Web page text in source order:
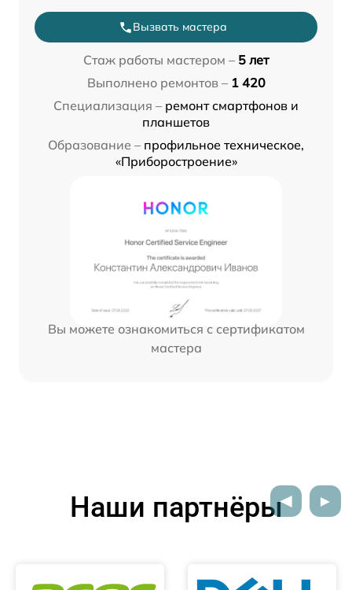
Вызвать мастера
Стаж работы мастером – 5 лет
Выполнено ремонтов – 1 420
Специализация – ремонт смартфонов и
планшетов
Образование – профильное техническое,
«Приборостроение»
Вы можете ознакомиться с сертификатом
мастера
Наши партнёры